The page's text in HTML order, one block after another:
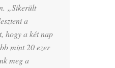
„Sikerült
a
hogy a két nap
mint 20 ezer
meg a